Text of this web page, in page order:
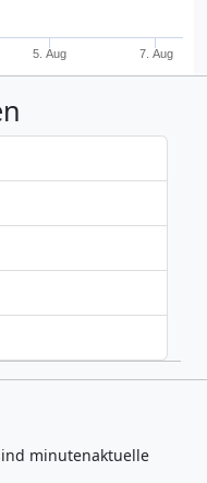
5. Aug 7. Aug
minutenaktuelle